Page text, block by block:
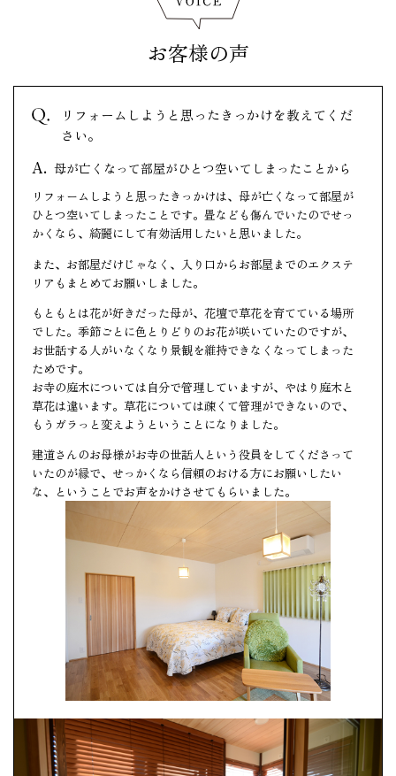
お客様の声
リフォームしようと思ったきっかけを教えてくだ
さい。
母が亡くなって部屋がひとつ空いてしまったことから
リフォームしようと思ったきっかけは、母が亡くなって部屋が
ひとつ空いてしまったことです。畳なども傷んでいたのでせっ
かくなら、綺麗にして有効活用したいと思いました。
また、お部屋だけじゃなく、入り口からお部屋までのエクステ
リアもまとめてお願いしました。
もともとは花が好きだった母が、花壇で草花を育てている場所
でした。季節ごとに色とりどりのお花が咲いていたのですが、
お世話する人がいなくなり景観を維持できなくなってしまった
ためです。
お寺の庭木については自分で管理していますが、やはり庭木と
草花は違います。草花については疎くて管理ができないので、
もうガラっと変えようということになりました。
建道さんのお母様がお寺の世話人という役員をしてくださって
いたのが縁で、せっかくなら信頼のおける方にお願いしたい
な、ということでお声をかけさせてもらいました。